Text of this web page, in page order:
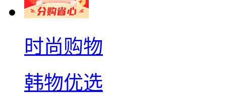
时尚购物
韩物优选